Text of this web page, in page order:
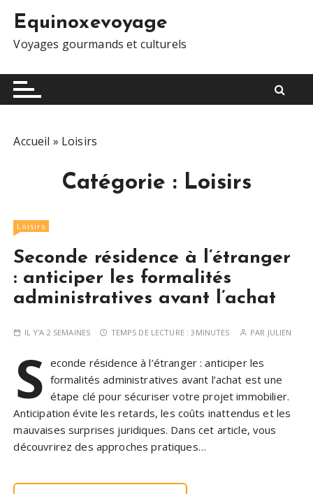
t
Equinoxevoyage
Voyages gourmands et culturels
Accueil » Loisirs
Catégorie : Loisirs
Loisirs
Seconde résidence à l’étranger
: anticiper les formalités
administratives avant l’achat
IL Y'A 2 SEMAINES TEMPS DE LECTURE :3MINUTES PAR JULIEN
S econde résidence à l’étranger : anticiper les
formalités administratives avant l’achat est une
étape clé pour sécuriser votre projet immobilier.
Anticipation évite les retards, les coûts inattendus et les
mauvaises surprises juridiques. Dans cet article, vous
découvrirez des approches pratiques…